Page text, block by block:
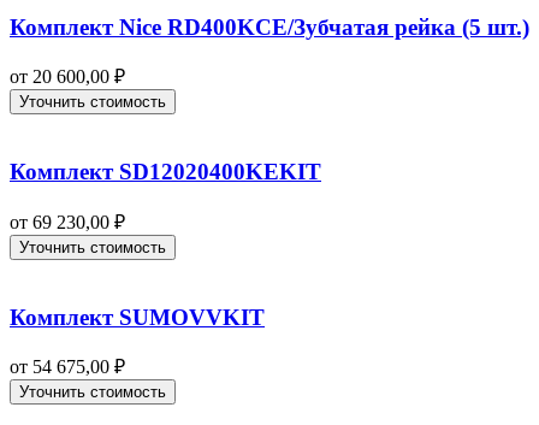
Комплект Nice RD400KCE/Зубчатая рейка (5 шт.)
от 20 600,00 ₽
Уточнить стоимость
Комплект SD12020400KEKIT
от 69 230,00 ₽
Уточнить стоимость
Комплект SUMOVVKIT
от 54 675,00 ₽
Уточнить стоимость